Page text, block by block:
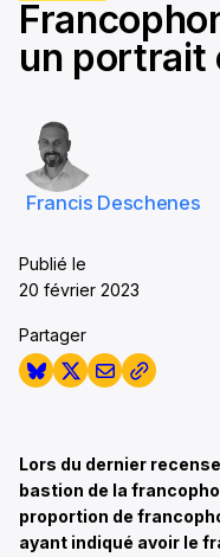
seconds
un portrait
Francis Deschenes
Publié le
20 février 2023
Partager
Lors du dernier
bastion de la
proportion de
ayant indiqué avoir le